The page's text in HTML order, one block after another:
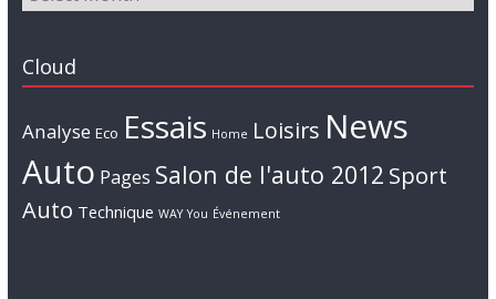
Cloud
Analyse Eco Essais Home Loisirs News
Auto Pages Salon de l'auto 2012 Sport
Auto Technique WAY You Événement